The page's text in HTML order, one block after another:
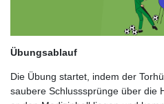
Übungsablauf
Die Übung startet, indem der
saubere Schlusssprünge über die